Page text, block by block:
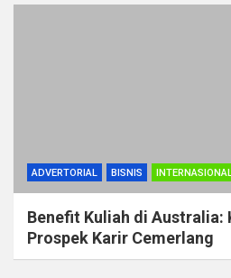
ADVERTORIAL BISNIS
Benefit Kuliah di Australia:
Prospek Karir Cemerlang